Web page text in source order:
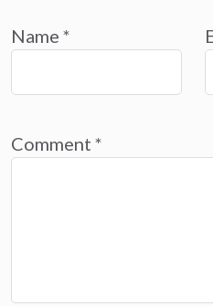
Name *
Comment *